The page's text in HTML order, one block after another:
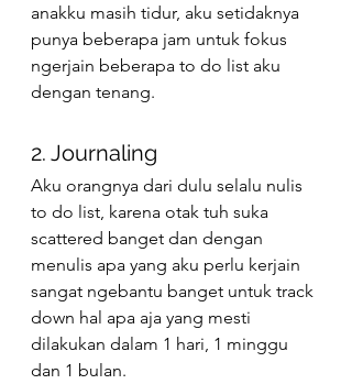
anakku masih tidur, aku setidaknya
punya beberapa jam untuk fokus
ngerjain beberapa to do list aku
dengan tenang.
2. Journaling
Aku orangnya dari dulu selalu nulis
to do list, karena otak tuh suka
scattered banget dan dengan
menulis apa yang aku perlu kerjain
sangat ngebantu banget untuk track
down hal apa aja yang mesti
dilakukan dalam 1 hari, 1 minggu
dan 1 bulan.